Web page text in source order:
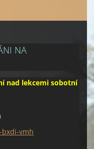
NA
nad lekcemi sobotní
bxdi-vmh